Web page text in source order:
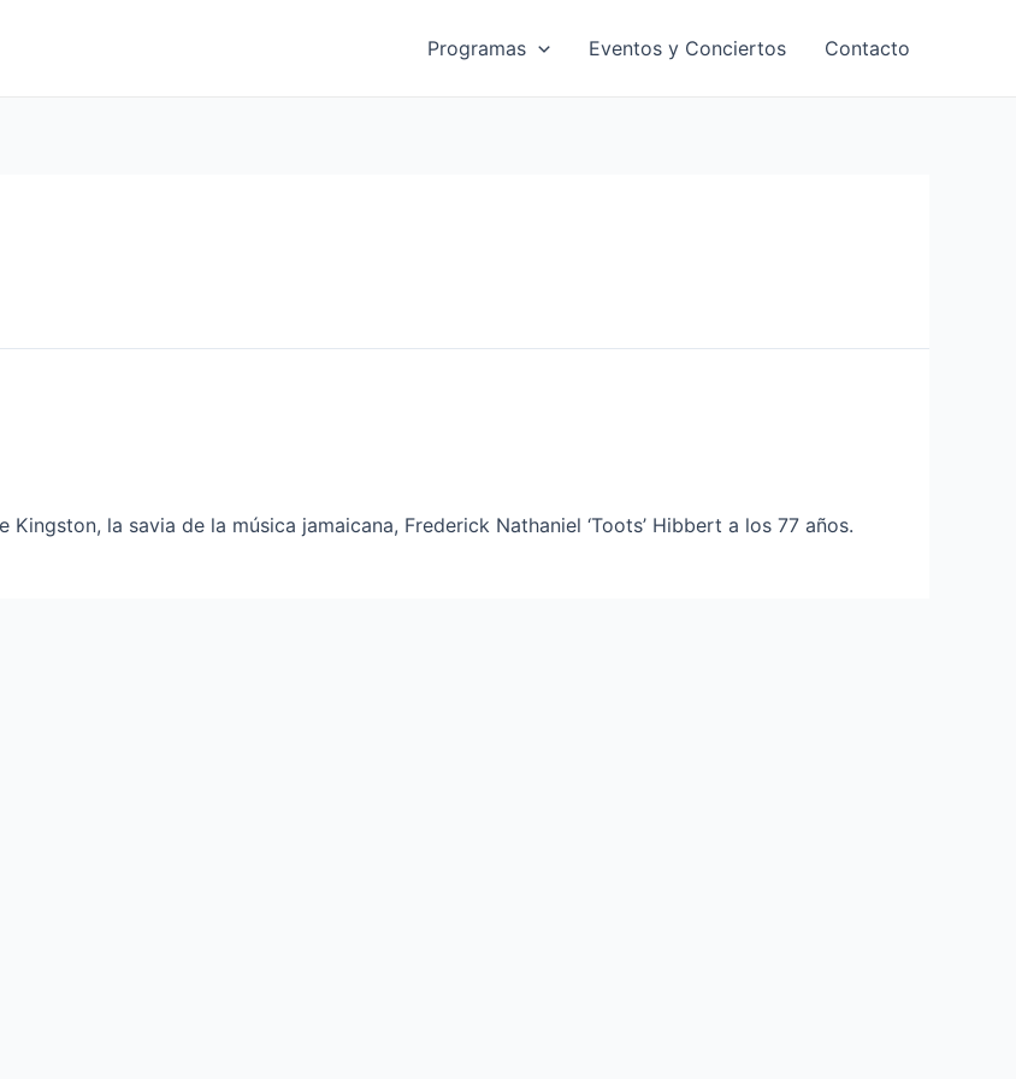
Programas Eventos y Conciertos Contacto
la savia de la música jamaicana, Frederick Nathaniel ‘Toots’ Hibbert a los 77 años.